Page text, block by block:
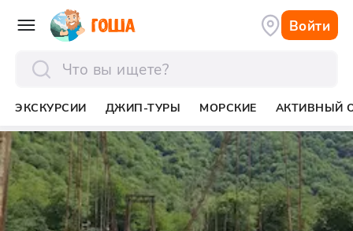
Войти
ЭКСКУРСИИ ДЖИП-ТУРЫ МОРСКИЕ АКТИВНЫЙ